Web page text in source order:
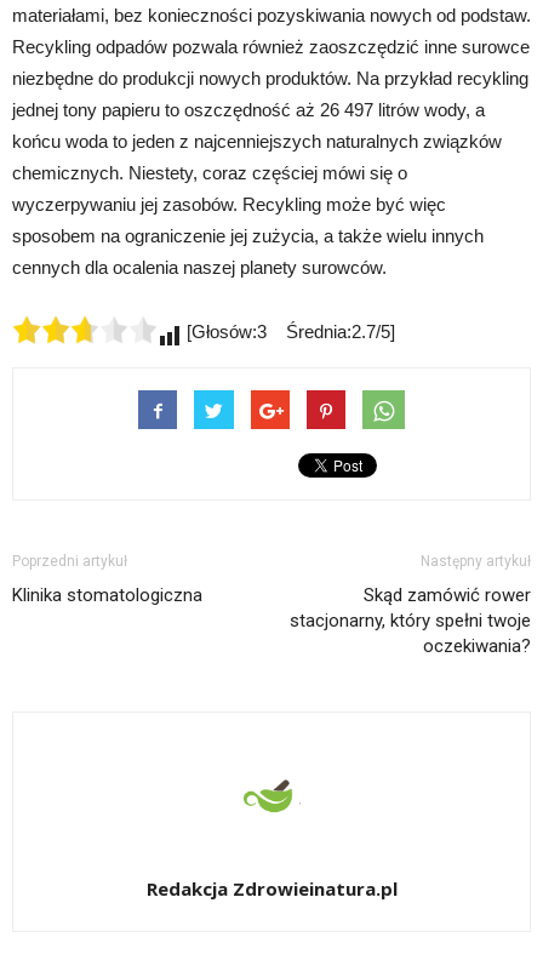
materiałami, bez konieczności pozyskiwania nowych od podstaw.
Recykling odpadów pozwala również zaoszczędzić inne surowce
niezbędne do produkcji nowych produktów. Na przykład recykling
jednej tony papieru to oszczędność aż 26 497 litrów wody, a
końcu woda to jeden z najcenniejszych naturalnych związków
chemicznych. Niestety, coraz częściej mówi się o
wyczerpywaniu jej zasobów. Recykling może być więc
sposobem na ograniczenie jej zużycia, a także wielu innych
cennych dla ocalenia naszej planety surowców.
[Głosów:3 Średnia:2.7/5]
Poprzedni artykuł
Klinika stomatologiczna
Następny artykuł
Skąd zamówić rower
stacjonarny, który spełni twoje
oczekiwania?
Redakcja Zdrowieinatura.pl